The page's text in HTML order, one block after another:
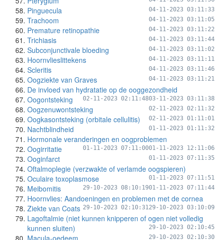
Pinguecula 04-11-2023 03:11:33
Trachoom 04-11-2023 03:11:05
Premature retinopathie 04-11-2023 03:11:22
Trichiasis 04-11-2023 03:11:44
Subconjunctivale bloeding 04-11-2023 03:11:02
Hoornvlieslittekens 04-11-2023 03:11:11
Scleritis 04-11-2023 03:11:46
Oogziekte van Graves 04-11-2023 03:11:21
De invloed van hydratatie op de ooggezondheid
03-11-2023 03:11:38
Oogontsteking 02-11-2023 02:11:48
Oogzenuwontsteking 02-11-2023 02:11:32
Oogkasontsteking (orbitale cellulitis) 02-11-2023 01:11:01
Nachtblindheid 01-11-2023 01:11:32
Hormonale veranderingen en oogproblemen
01-11-2023 12:11:06
Oogirritatie 01-11-2023 07:11:00
Ooginfarct 01-11-2023 07:11:35
Oftalmoplegie (verzwakte of verlamde oogspieren)
01-11-2023 07:11:51
Oculaire toxoplasmose
01-11-2023 07:11:44
Meibomitis 29-10-2023 08:10:19
Hoornvlies: Aandoeningen en problemen met de cornea
29-10-2023 03:10:09
Ziekte van Coats 29-10-2023 02:10:31
Lagoftalmie (niet kunnen knipperen of ogen niet volledig
kunnen sluiten)
29-10-2023 02:10:45
Macula-oedeem 29-10-2023 02:10:30